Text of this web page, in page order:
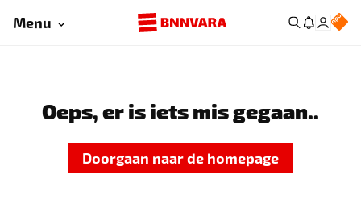
Menu
Oeps, er is iets mis gegaan..
Doorgaan naar de homepage